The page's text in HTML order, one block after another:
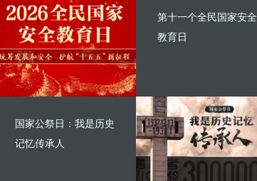
第十一个全民国家安全
教育日
国家公祭日：我是历史
记忆传承人